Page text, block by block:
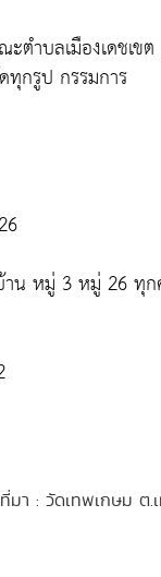
ตำบลเมืองเดชเข
กรูป กรรมการ
น หมู่ 3 หมู่ 26 ทุก
ที่มา : วัดเทพเกษม ต.